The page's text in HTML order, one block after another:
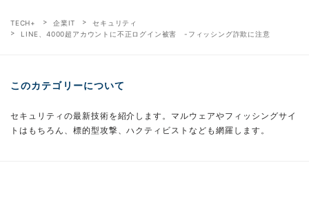
TECH+ 企業IT
セキュリティ
LINE、4000超アカウントに不正ログイン被害 -フィッシング詐欺に注意
このカテゴリーについて
セキュリティの最新技術を紹介します。マルウェアやフィッシングサイ
トはもちろん、標的型攻撃、ハクティビストなども網羅します。